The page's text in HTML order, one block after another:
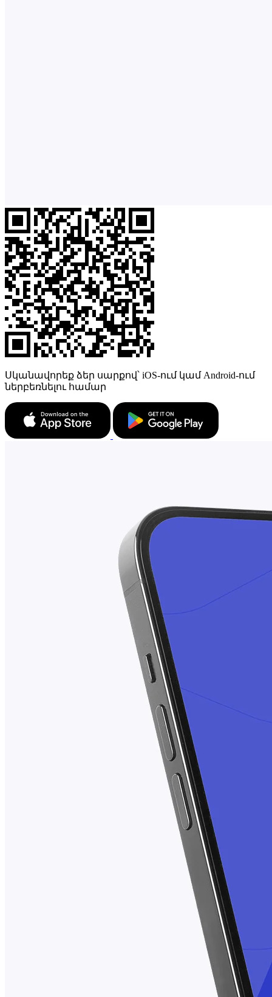
Սկանավորեք ձեր սարքով՝ iOS-ում կամ Android-ում
ներբեռնելու համար